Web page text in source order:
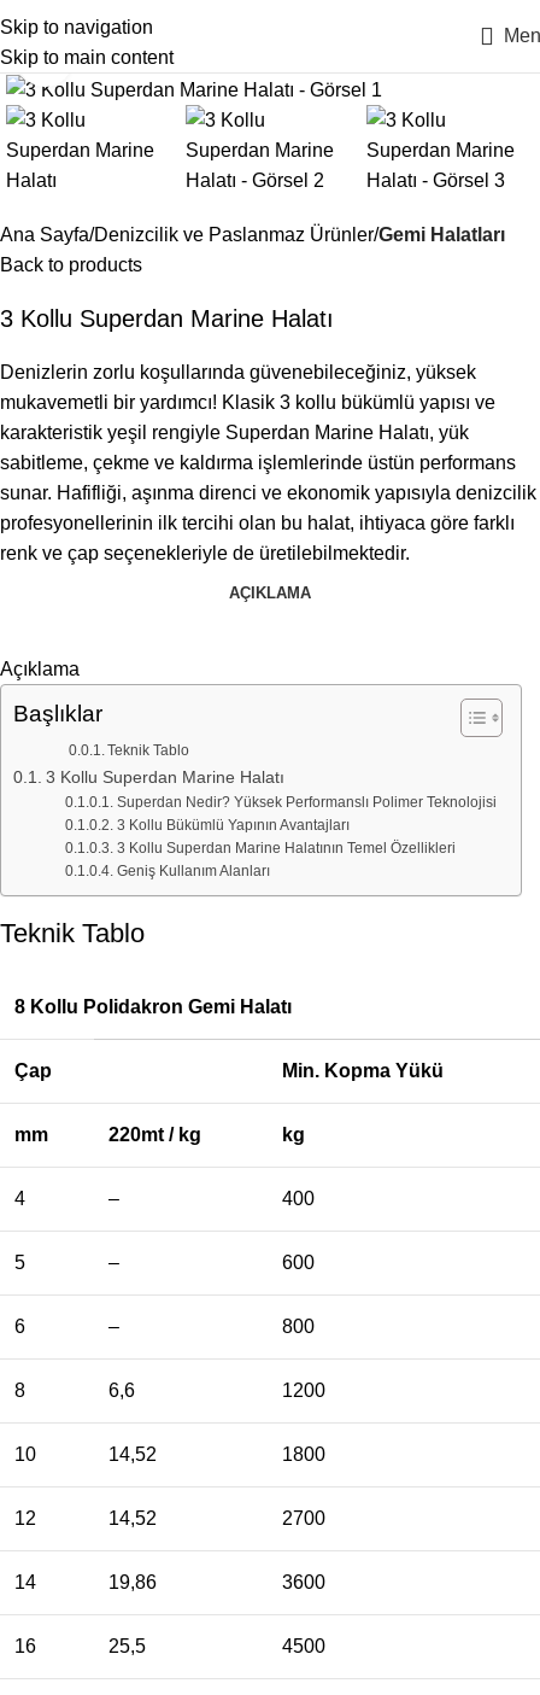
Skip to navigation
Skip to main content
Click to enlarge
Ana Sayfa Denizcilik ve Paslanmaz Ürünler Gemi Halatları
Back to products
3 Kollu Superdan Marine Halatı
Denizlerin zorlu koşullarında güvenebileceğiniz, yüksek
mukavemetli bir yardımcı! Klasik 3 kollu bükümlü yapısı ve
karakteristik yeşil rengiyle Superdan Marine Halatı, yük
sabitleme, çekme ve kaldırma işlemlerinde üstün performans
sunar. Hafifliği, aşınma direnci ve ekonomik yapısıyla denizcilik
profesyonellerinin ilk tercihi olan bu halat, ihtiyaca göre farklı
renk ve çap seçenekleriyle de üretilebilmektedir.
AÇIKLAMA
Açıklama
Başlıklar
Teknik Tablo
3 Kollu Superdan Marine Halatı
Superdan Nedir? Yüksek Performanslı Polimer Teknolojisi
3 Kollu Bükümlü Yapının Avantajları
3 Kollu Superdan Marine Halatının Temel Özellikleri
Geniş Kullanım Alanları
Teknik Tablo
8 Kollu Polidakron Gemi Halatı
Çap Min. Kopma Yükü
mm 220mt / kg kg
4 – 400
5 – 600
6 – 800
8 6,6 1200
10 14,52 1800
12 14,52 2700
14 19,86 3600
16 25,5 4500